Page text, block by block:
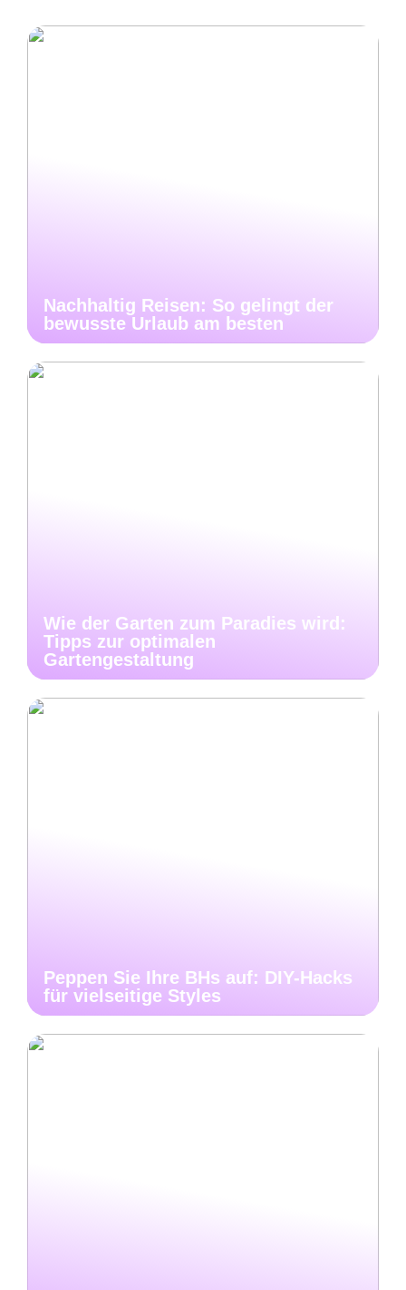
Nachhaltig Reisen: So gelingt der
bewusste Urlaub am besten
Wie der Garten zum Paradies wird:
Tipps zur optimalen
Gartengestaltung
Peppen Sie Ihre BHs auf: DIY-Hacks
für vielseitige Styles